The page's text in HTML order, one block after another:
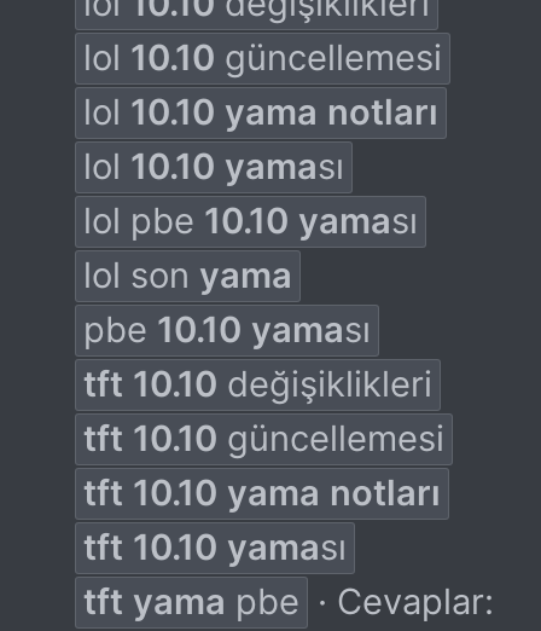
lol 10.10 güncellemesi
lol 10.10 yama notları
lol 10.10 yaması
lol pbe 10.10 yaması
lol son yama
pbe 10.10 yaması
tft 10.10 değişiklikleri
tft 10.10 güncellemesi
tft 10.10 yama notları
tft 10.10 yaması
tft yama pbe
Cevaplar: